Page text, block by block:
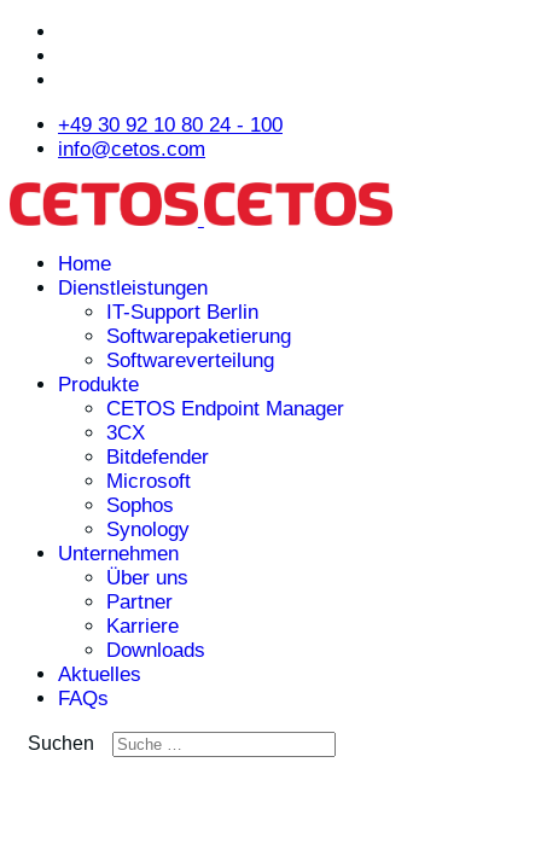
+49 30 92 10 80 24 - 100
info@cetos.com
Home
Dienstleistungen
IT-Support Berlin
Softwarepaketierung
Softwareverteilung
Produkte
CETOS Endpoint Manager
3CX
Bitdefender
Microsoft
Sophos
Synology
Unternehmen
Über uns
Partner
Karriere
Downloads
Aktuelles
FAQs
Suchen